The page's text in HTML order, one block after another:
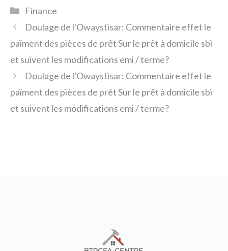
Catégories
Finance
Doulage de l'Owaystisar: Commentaire effet le
païment des pièces de prêt Sur le prêt à domicile sbi
et suivent les modifications emi / terme?
Doulage de l'Owaystisar: Commentaire effet le
païment des pièces de prêt Sur le prêt à domicile sbi
et suivent les modifications emi / terme?